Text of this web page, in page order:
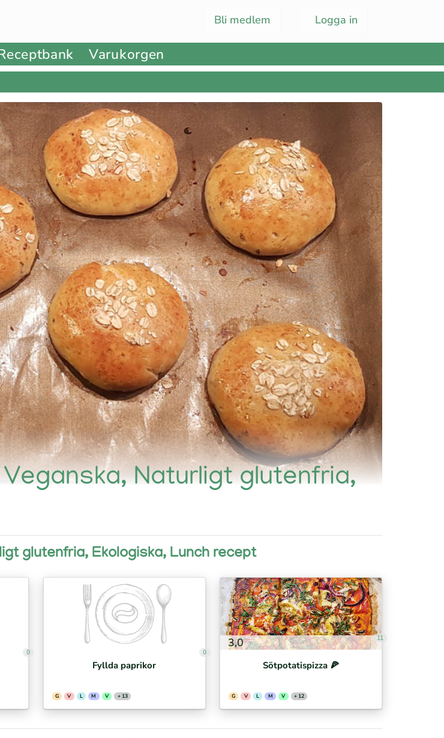
Logga in
Bli medlem
Varukorgen
Naturligt glutenfria,
glutenfria, Ekologiska, Lunch recept
0 0
Fyllda paprikor
G V L M V + 13
3,0 11
Sötpotatispizza 🍕⁣
G V L M V + 12